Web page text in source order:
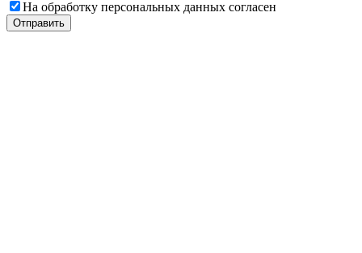
На обработку персональных данных согласен